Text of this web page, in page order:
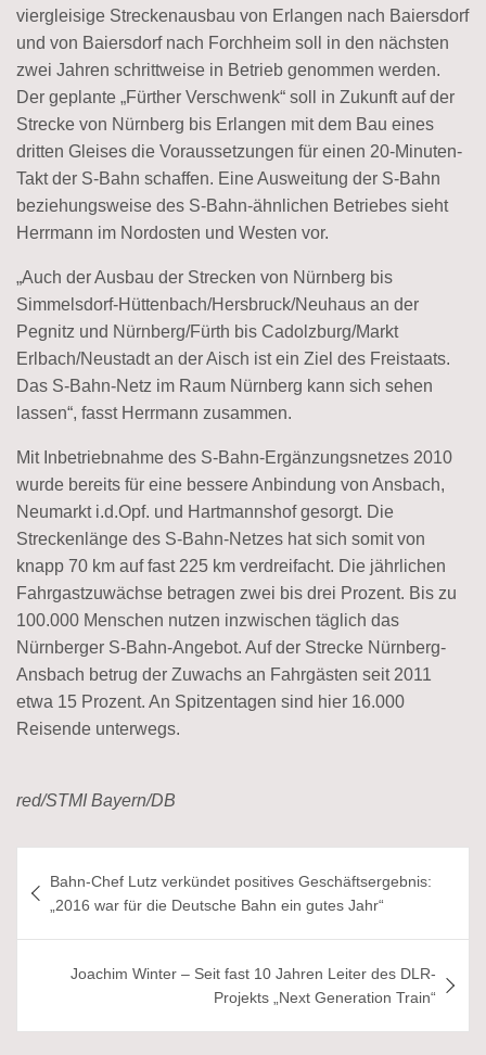
viergleisige Streckenausbau von Erlangen nach Baiersdorf
und von Baiersdorf nach Forchheim soll in den nächsten
zwei Jahren schrittweise in Betrieb genommen werden.
Der geplante „Fürther Verschwenk“ soll in Zukunft auf der
Strecke von Nürnberg bis Erlangen mit dem Bau eines
dritten Gleises die Voraussetzungen für einen 20-Minuten-
Takt der S-Bahn schaffen. Eine Ausweitung der S-Bahn
beziehungsweise des S-Bahn-ähnlichen Betriebes sieht
Herrmann im Nordosten und Westen vor.
„Auch der Ausbau der Strecken von Nürnberg bis
Simmelsdorf-Hüttenbach/Hersbruck/Neuhaus an der
Pegnitz und Nürnberg/Fürth bis Cadolzburg/Markt
Erlbach/Neustadt an der Aisch ist ein Ziel des Freistaats.
Das S-Bahn-Netz im Raum Nürnberg kann sich sehen
lassen“, fasst Herrmann zusammen.
Mit Inbetriebnahme des S-Bahn-Ergänzungsnetzes 2010
wurde bereits für eine bessere Anbindung von Ansbach,
Neumarkt i.d.Opf. und Hartmannshof gesorgt. Die
Streckenlänge des S-Bahn-Netzes hat sich somit von
knapp 70 km auf fast 225 km verdreifacht. Die jährlichen
Fahrgastzuwächse betragen zwei bis drei Prozent. Bis zu
100.000 Menschen nutzen inzwischen täglich das
Nürnberger S-Bahn-Angebot. Auf der Strecke Nürnberg-
Ansbach betrug der Zuwachs an Fahrgästen seit 2011
etwa 15 Prozent. An Spitzentagen sind hier 16.000
Reisende unterwegs.
red/STMI Bayern/DB
Bahn-Chef Lutz verkündet positives Geschäftsergebnis:
„2016 war für die Deutsche Bahn ein gutes Jahr“
Joachim Winter – Seit fast 10 Jahren Leiter des DLR-
Projekts „Next Generation Train“